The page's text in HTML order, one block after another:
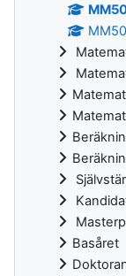
Basåret